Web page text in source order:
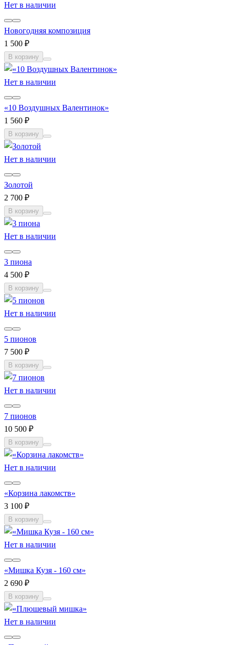
Нет в наличии
Новогодняя композиция
1 500 ₽
В корзину
Нет в наличии
«10 Воздушных Валентинок»
1 560 ₽
В корзину
Нет в наличии
Золотой
2 700 ₽
В корзину
Нет в наличии
3 пиона
4 500 ₽
В корзину
Нет в наличии
5 пионов
7 500 ₽
В корзину
Нет в наличии
7 пионов
10 500 ₽
В корзину
Нет в наличии
«Корзина лакомств»
3 100 ₽
В корзину
Нет в наличии
«Мишка Кузя - 160 см»
2 690 ₽
В корзину
Нет в наличии